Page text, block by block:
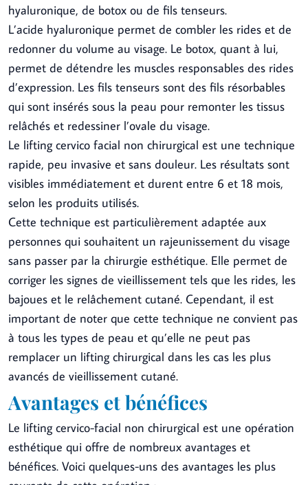
hyaluronique, de botox ou de fils tenseurs.
L’acide hyaluronique permet de combler les rides et de
redonner du volume au visage. Le botox, quant à lui,
permet de détendre les muscles responsables des rides
d’expression. Les fils tenseurs sont des fils résorbables
qui sont insérés sous la peau pour remonter les tissus
relâchés et redessiner l’ovale du visage.
Le lifting cervico facial non chirurgical est une technique
rapide, peu invasive et sans douleur. Les résultats sont
visibles immédiatement et durent entre 6 et 18 mois,
selon les produits utilisés.
Cette technique est particulièrement adaptée aux
personnes qui souhaitent un rajeunissement du visage
sans passer par la chirurgie esthétique. Elle permet de
corriger les signes de vieillissement tels que les rides, les
bajoues et le relâchement cutané. Cependant, il est
important de noter que cette technique ne convient pas
à tous les types de peau et qu’elle ne peut pas
remplacer un lifting chirurgical dans les cas les plus
avancés de vieillissement cutané.
Avantages et bénéfices
Le lifting cervico-facial non chirurgical est une opération
esthétique qui offre de nombreux avantages et
bénéfices. Voici quelques-uns des avantages les plus